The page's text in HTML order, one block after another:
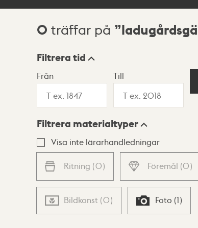
Sökresultat
0 träffar på
Visningsläge
Lista Karta
Filtrera tid
Från Till
Filtrera materialtyper
Visa inte lärarhandledningar
Ritning (0) Föremål (0)
Bildkonst (0) Foto (1)